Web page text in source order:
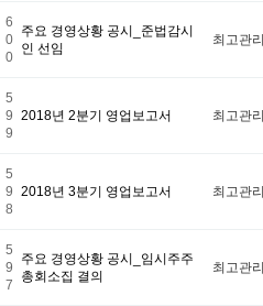
6
0
0
주요 경영상황 공시_준법감시
인 선임
최고관
5
9
9
2018년 2분기 영업보고서 최고관
5
9
8
2018년 3분기 영업보고서 최고관
5
9
7
주요 경영상황 공시_임시주주
총회소집 결의
최고관